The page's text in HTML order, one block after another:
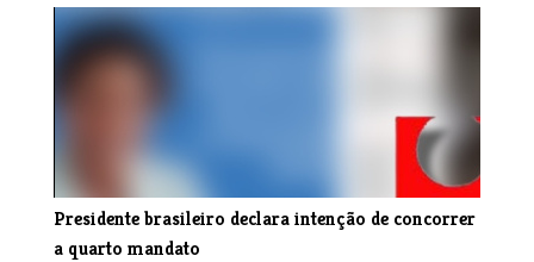
Presidente brasileiro declara intenção de concorrer
a quarto mandato